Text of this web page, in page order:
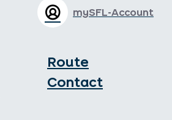
Route
Contact
mySFL-Account